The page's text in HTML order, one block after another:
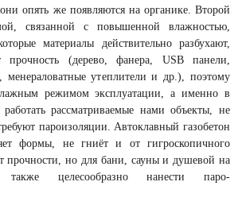
опять же появляются на органике. Второй
связанной с повышенной влажностью,
материалы действительно разбухают,
прочность (дерево, фанера, USB панели,
менераловатные утеплители и др.), поэтому
режимом эксплуатации, а именно в
рассматриваемые нами объекты, не
пароизоляции. Автоклавный газобетон
формы, не гниёт и от гигроскопичного
прочности, но для бани, сауны и душевой на
целесообразно нанести паро-